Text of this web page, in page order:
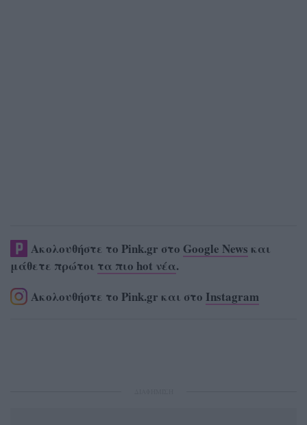
Ακολουθήστε το Pink.gr στο Google News και
μάθετε πρώτοι τα πιο hot νέα.
Ακολουθήστε το Pink.gr και στο Instagram